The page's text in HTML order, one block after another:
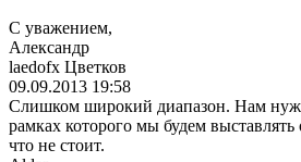
С уважением,
Александр
laedofx Цветков
09.09.2013 19:58
Слишком широкий диапазон. Нам
рамках которого мы будем
что не стоит.